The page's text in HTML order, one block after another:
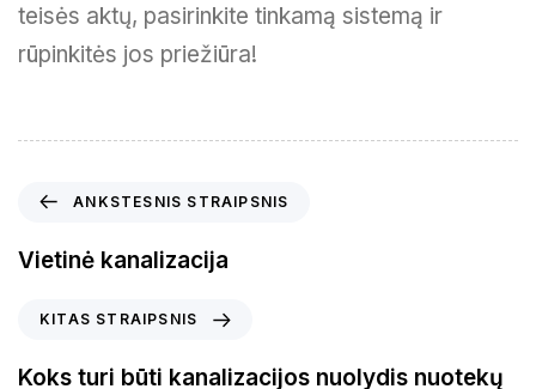
teisės aktų, pasirinkite tinkamą sistemą ir
rūpinkitės jos priežiūra!
k
ANKSTESNIS STRAIPSNIS
Vietinė kanalizacija
t
KITAS STRAIPSNIS
Koks turi būti kanalizacijos nuolydis nuotekų